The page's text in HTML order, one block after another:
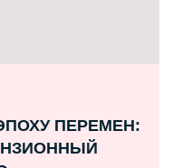
ПЕРЕМЕН: